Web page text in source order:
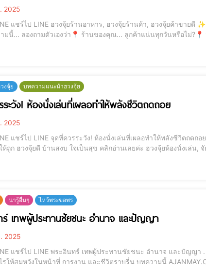
2025
ห้ลูกค้าแน่นตลอดปี ✨ ก่อน
มนี้... ลองถามตัวเองว่า📍 ร้านของคุณ... ลูกค้าแน่นทุกวันหรือไม่?📍
งจุ้ย บทความแนะนำฮวงจุ้ย
ะวัง! ห้องนั่งเล่นที่เผลอทำให้พลังชีวิตถดถอย
2025
อาจทำให้เงินไหลออกแบบ
บ้านสงบ ใจเป็นสุข คลิกอ่านเลยค่ะ ฮวงจุ้ยห้องนั่งเล่น, จัดห้องนั่งเล่น, พลังงานในบ้าน, ฮวงจุ้ยบ้าน, พื้นที่รับแขก,
น่ารู้อื่นๆ ไหว้พระขอพร
เทพผู้ประทานชัยชนะ อำนาจ และปัญญา
2025
ชัยชนะ อำนาจ และปัญญา
น้าที่ การงาน และชีวิตราบรื่น บทความนี้ AJANMAY.COM จะนำทุกท่านเข้าสู่ศาสตร์แห่งการบูชาพระอินทร์